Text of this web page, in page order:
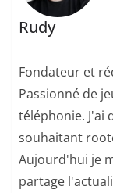
Rudy
Fondateur et
Passionné de
téléphonie. J'ai
souhaitant
Aujourd'hui je
partage